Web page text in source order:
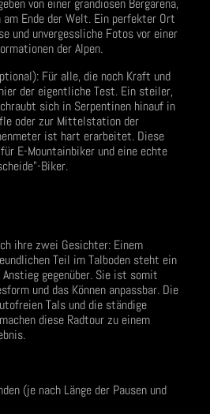
von einer grandiosen Bergarena,
Ende der Welt. Ein perfekter Ort
und unvergessliche Fotos vor einer
der Alpen.
Für alle, die noch Kraft und
der eigentliche Test. Ein steiler,
sich in Serpentinen hinauf in
oder zur Mittelstation der
ist hart erarbeitet. Diese
E-Mountainbiker und eine echte
Biker.
ihre zwei Gesichter: Einem
Teil im Talboden steht ein
gegenüber. Sie ist somit
und das Können anpassbar. Die
Tals und die ständige
diese Radtour zu einem
(je nach Länge der Pausen und